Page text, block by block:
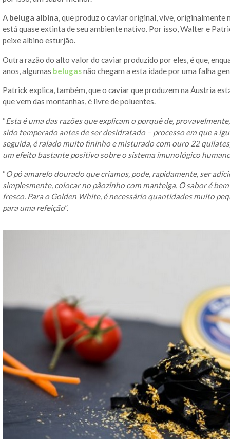
A beluga albina, que produz o caviar original, vive, originalmente
está quase extinta de seu ambiente nativo. Por isso, Walter e
peixe albino esturjão.
Outra razão do alto valor do caviar produzido por eles, é que,
anos, algumas belugasnão chegam a esta idade por uma falha
Patrick explica, também, que o caviar que produzem na Áustria
que vem das montanhas, é livre de poluentes.
“Esta é uma das razões que explicam o porquê de,
sido temperado antes de ser desidratado – processo em que a
seguida, é ralado muito fininho e misturado com ouro 22
um efeito bastante positivo sobre o sistema imunológico
“O pó amarelo dourado que criamos, pode, rapidamente, ser
simplesmente, colocar no pãozinho com manteiga. O sabor é
fresco. Para o Golden White, é necessário quantidades muito
para uma refeição”.